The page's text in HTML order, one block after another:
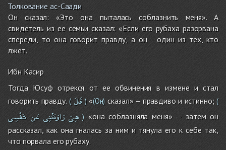
Толкование ас-Саади
Он сказал: «Это она пыталась соблазнить меня». А
свидетель из ее семьи сказал: «Если его рубаха разорвана
спереди, то она говорит правду, а он - один из тех, кто
лжет.
Ибн Касир
Тогда Юсуф отрекся от ее обвинения в измене и стал
говорить правду. ( قَالَ)«(Он) сказал» – правдиво и истинно;(
هِىَ رَاوَدَتْنِى عَن نـَّفْسِى ) «она соблазняла меня» — затем он
рассказал, как она гналась за ним и тянула его к себе так,
что порвала его рубаху.